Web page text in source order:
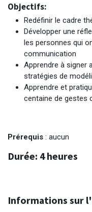
Objectifs:
Redéfinir le cadre
Développer une
les personnes qui
communication
Apprendre à signer
stratégies de
Apprendre et
centaine de gestes
Prérequis : aucun
Durée: 4 heures
Informations sur